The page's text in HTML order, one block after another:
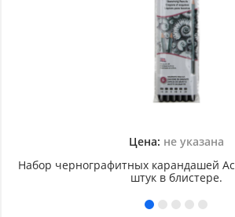
Цена: не указана
Набор чернографитных карандашей
штук в блистере.